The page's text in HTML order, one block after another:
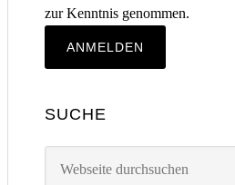
zur Kenntnis genommen.
SUCHE